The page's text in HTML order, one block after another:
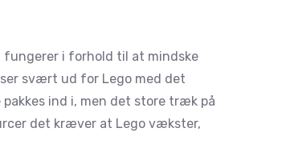
fungerer i forhold til at mindske
svært ud for Lego med det
ind i, men det store træk på
det kræver at Lego vækster,